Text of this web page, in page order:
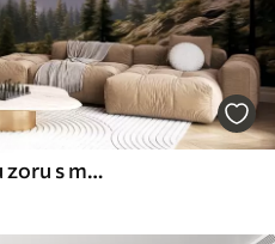
Miran planinski krajolik u zoru s mekom maglom na pozadini šume